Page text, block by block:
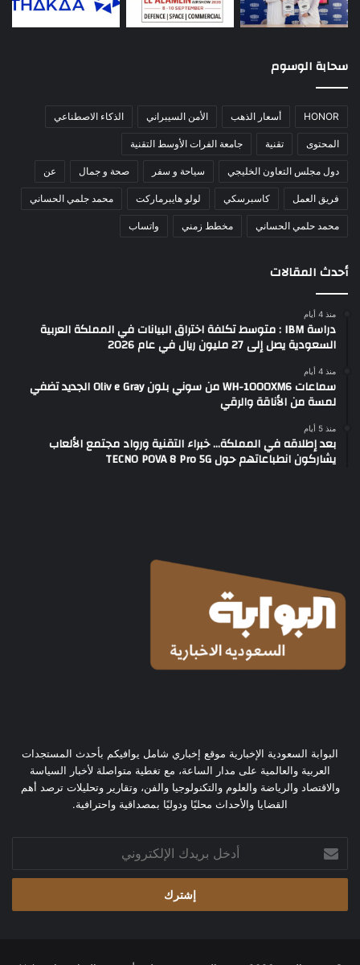
سحابة الوسوم
HONOR أسعار الذهب الأمن السيبراني الذكاء الاصطناعي
المحتوى تقنية جامعة الفرات الأوسط التقنية
دول مجلس التعاون الخليجي سياحة و سفر صحة و جمال عن
فريق العمل كاسبرسكي لولو هايبرماركت محمد جلمي الحساني
محمد حلمي الحساني مخطط زمني واتساب
أحدث المقالات
منذ 4 أيام
دراسة IBM : متوسط تكلفة اختراق البيانات في المملكة العربية
السعودية يصل إلى 27 مليون ريال في عام 2026
منذ 4 أيام
سماعات WH-1000XM6 من سوني بلون Oliv e Gray الجديد تضفي
لمسة من الأناقة والرقي
منذ 5 أيام
بعد إطلاقه في المملكة… خبراء التقنية ورواد مجتمع الألعاب
يشاركون انطباعاتهم حول TECNO POVA 8 Pro 5G
البوابة السعودية الإخبارية موقع إخباري شامل يوافيكم بأحدث المستجدات
العربية والعالمية على مدار الساعة، مع تغطية متواصلة لأخبار السياسة
والاقتصاد والرياضة والعلوم والتكنولوجيا والفن، وتقارير وتحليلات ترصد أهم
القضايا والأحداث محليًا ودوليًا بمصداقية واحترافية.
بريدك
الإلكتروني